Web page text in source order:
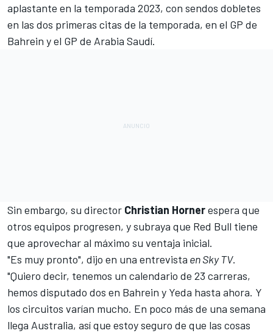
aplastante en la temporada 2023, con sendos dobletes
en las dos primeras citas de la temporada, en el GP de
Bahrein y el GP de Arabia Saudí.
Sin embargo, su director Christian Hornerespera que
otros equipos progresen, y subraya que Red Bull tiene
que aprovechar al máximo su ventaja inicial.
"Es muy pronto", dijo en una entrevista en Sky TV.
"Quiero decir, tenemos un calendario de 23 carreras,
hemos disputado dos en Bahrein y Yeda hasta ahora. Y
los circuitos varían mucho. En poco más de una semana
llega Australia, así que estoy seguro de que las cosas